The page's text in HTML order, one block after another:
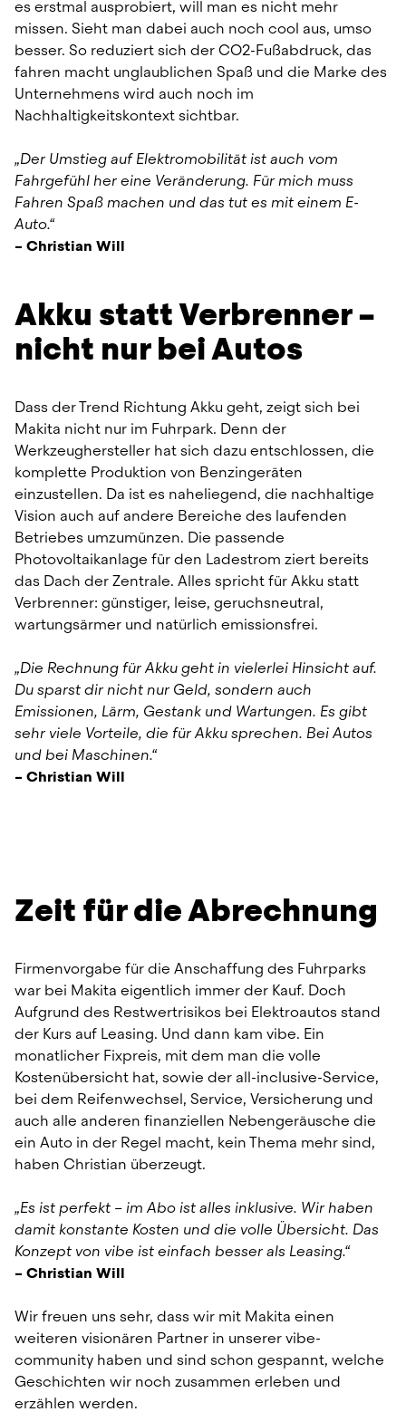
es erstmal ausprobiert, will man es nicht mehr
missen. Sieht man dabei auch noch cool aus, umso
besser. So reduziert sich der CO2-Fußabdruck, das
fahren macht unglaublichen Spaß und die Marke des
Unternehmens wird auch noch im
Nachhaltigkeitskontext sichtbar.
„Der Umstieg auf Elektromobilität ist auch vom
Fahrgefühl her eine Veränderung. Für mich muss
Fahren Spaß machen und das tut es mit einem E-
Auto.“
– Christian Will
Akku statt Verbrenner –
nicht nur bei Autos
Dass der Trend Richtung Akku geht, zeigt sich bei
Makita nicht nur im Fuhrpark. Denn der
Werkzeughersteller hat sich dazu entschlossen, die
komplette Produktion von Benzingeräten
einzustellen. Da ist es naheliegend, die nachhaltige
Vision auch auf andere Bereiche des laufenden
Betriebes umzumünzen. Die passende
Photovoltaikanlage für den Ladestrom ziert bereits
das Dach der Zentrale. Alles spricht für Akku statt
Verbrenner: günstiger, leise, geruchsneutral,
wartungsärmer und natürlich emissionsfrei.
„Die Rechnung für Akku geht in vielerlei Hinsicht auf.
Du sparst dir nicht nur Geld, sondern auch
Emissionen, Lärm, Gestank und Wartungen. Es gibt
sehr viele Vorteile, die für Akku sprechen. Bei Autos
und bei Maschinen.“
– Christian Will
Zeit für die Abrechnung
Firmenvorgabe für die Anschaffung des Fuhrparks
war bei Makita eigentlich immer der Kauf. Doch
Aufgrund des Restwertrisikos bei Elektroautos stand
der Kurs auf Leasing. Und dann kam vibe. Ein
monatlicher Fixpreis, mit dem man die volle
Kostenübersicht hat, sowie der all-inclusive-Service,
bei dem Reifenwechsel, Service, Versicherung und
auch alle anderen finanziellen Nebengeräusche die
ein Auto in der Regel macht, kein Thema mehr sind,
haben Christian überzeugt.
„Es ist perfekt – im Abo ist alles inklusive. Wir haben
damit konstante Kosten und die volle Übersicht. Das
Konzept von vibe ist einfach besser als Leasing.“
– Christian Will
Wir freuen uns sehr, dass wir mit Makita einen
weiteren visionären Partner in unserer vibe-
community haben und sind schon gespannt, welche
Geschichten wir noch zusammen erleben und
erzählen werden.